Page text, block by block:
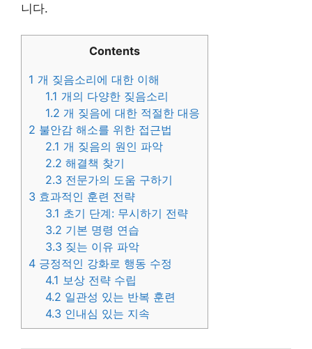
니다.
Contents
1 개 짖음소리에 대한 이해
1.1 개의 다양한 짖음소리
1.2 개 짖음에 대한 적절한 대응
2 불안감 해소를 위한 접근법
2.1 개 짖음의 원인 파악
2.2 해결책 찾기
2.3 전문가의 도움 구하기
3 효과적인 훈련 전략
3.1 초기 단계: 무시하기 전략
3.2 기본 명령 연습
3.3 짖는 이유 파악
4 긍정적인 강화로 행동 수정
4.1 보상 전략 수립
4.2 일관성 있는 반복 훈련
4.3 인내심 있는 지속